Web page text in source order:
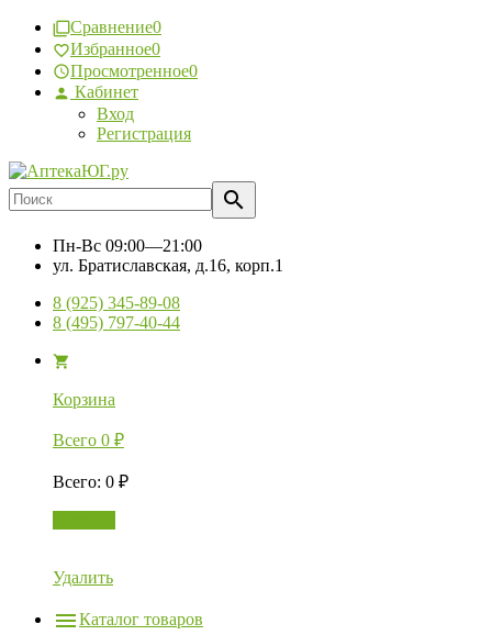
Сравнение0
Избранное0
Просмотренное0
Кабинет
Вход
Регистрация
Пн-Вс 09:00—21:00
ул. Братиславская, д.16, корп.1
8 (925) 345-89-08
8 (495) 797-40-44
Корзина
Всего 0 ₽
Всего: 0 ₽
Удалить
Каталог товаров